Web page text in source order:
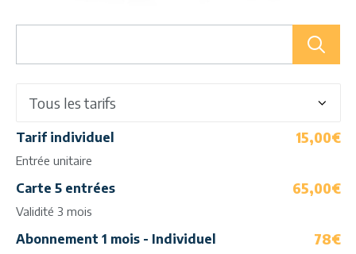
Tarif individuel 15,00€
Entrée unitaire
Carte 5 entrées 65,00€
Validité 3 mois
Abonnement 1 mois - Individuel 78€